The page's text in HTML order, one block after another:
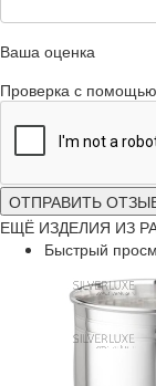
Ваша оценка
Проверка с
ОТПРАВИТЬ
ЕЩЁ ИЗДЕЛИЯ ИЗ
Быстрый